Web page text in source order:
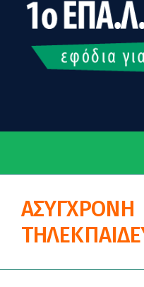
ΑΣΥΓΧΡΟΝΗ